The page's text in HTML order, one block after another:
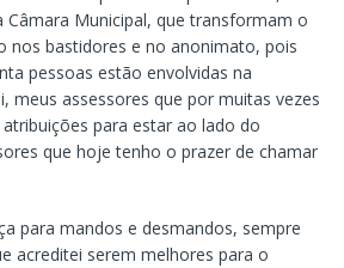
Câmara Municipal, que transformam o
nos bastidores e no anonimato, pois
pessoas estão envolvidas na
meus assessores que por muitas vezes
para estar ao lado do
que hoje tenho o prazer de chamar
para mandos e desmandos, sempre
acreditei serem melhores para o